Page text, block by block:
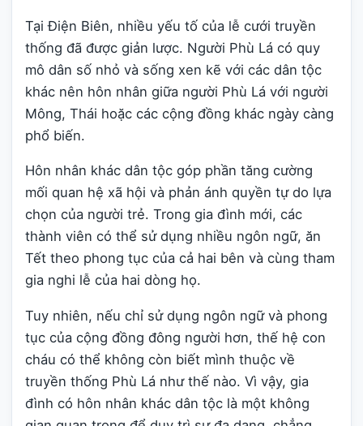
Tại Điện Biên, nhiều yếu tố của lễ cưới truyền
thống đã được giản lược. Người Phù Lá có quy
mô dân số nhỏ và sống xen kẽ với các dân tộc
khác nên hôn nhân giữa người Phù Lá với người
Mông, Thái hoặc các cộng đồng khác ngày càng
phổ biến.
Hôn nhân khác dân tộc góp phần tăng cường
mối quan hệ xã hội và phản ánh quyền tự do lựa
chọn của người trẻ. Trong gia đình mới, các
thành viên có thể sử dụng nhiều ngôn ngữ, ăn
Tết theo phong tục của cả hai bên và cùng tham
gia nghi lễ của hai dòng họ.
Tuy nhiên, nếu chỉ sử dụng ngôn ngữ và phong
tục của cộng đồng đông người hơn, thế hệ con
cháu có thể không còn biết mình thuộc về
truyền thống Phù Lá như thế nào. Vì vậy, gia
đình có hôn nhân khác dân tộc là một không